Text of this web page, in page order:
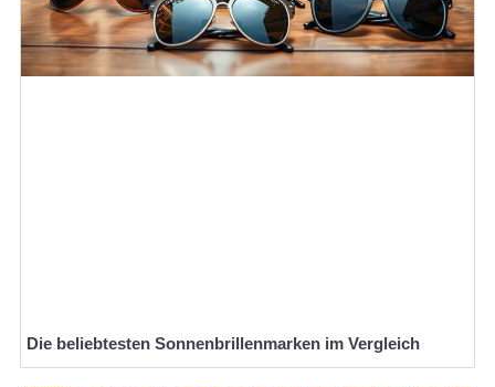
Die beliebtesten Sonnenbrillenmarken im Vergleich